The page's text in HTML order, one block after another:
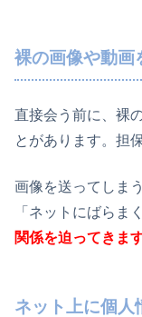
裸の画像や動画
直接会う前に、裸
とがあります。担
画像を送ってしま
「ネットにばらま
関係を迫ってきま
ネット上に個人